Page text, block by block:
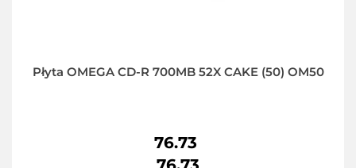
Płyta OMEGA CD-R 700MB 52X CAKE (50) OM50
76.73